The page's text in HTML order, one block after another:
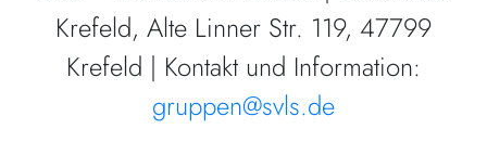
Krefeld, Alte Linner Str. 119, 47799
Krefeld | Kontakt und Information:
gruppen@svls.de